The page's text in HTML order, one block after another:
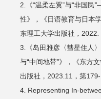
2.《“温柔左翼”与“非国
性》，《日语教育与日本
东理工大学出版社，
3.《岛田雅彦〈彗星住人
与“中间地带”》，《东方
出版社，2023.11，第
4. Representing In-